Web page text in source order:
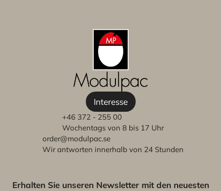
Interesse
+46 372 - 255 00
Wochentags von 8 bis 17 Uhr
order@modulpac.se
Wir antworten innerhalb von 24 Stunden
Erhalten Sie unseren Newsletter mit den neuesten